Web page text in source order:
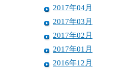
2017年04月
2017年03月
2017年02月
2017年01月
2016年12月